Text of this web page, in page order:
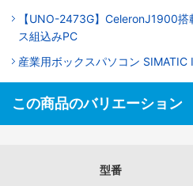
【UNO-2473G】CeleronJ1900
ス組込みPC
産業用ボックスパソコン SIMATIC
この商品のバリエーション
型番